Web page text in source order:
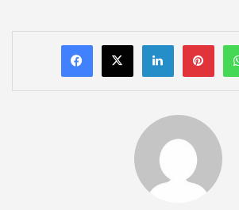
LinkedIn